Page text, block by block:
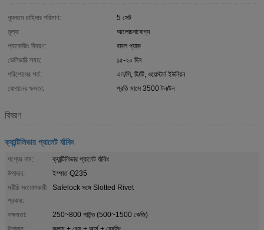
ন্যূনতম চাহিদার পরিমাণ:
5 সেট
মূল্য:
আলোচনাযোগ্য
প্যাকেজিং বিবরণ:
বাবল প্যাক
ডেলিভারি সময়:
১৫-২০ দিন
পরিশোধের শর্ত:
এল/সি, টি/টি, ওয়েস্টার্ন ইউনিয়ন
যোগানের ক্ষমতা:
প্রতি মাসে 3500 টন/টন
বিবরণ
ক্যান্টিলিভার প্যালেট র্যাকিং
পণ্যের নাম:
ক্যান্টিলিভার প্যালেট র্যাকিং
উপাদান:
ইস্পাত Q235
মরীচি সংযোগকারী
প্রকার:
Safelock সঙ্গে Slotted Rivet
সক্ষমতা:
250~800 পাউন্ড (500~1500 কেজি)